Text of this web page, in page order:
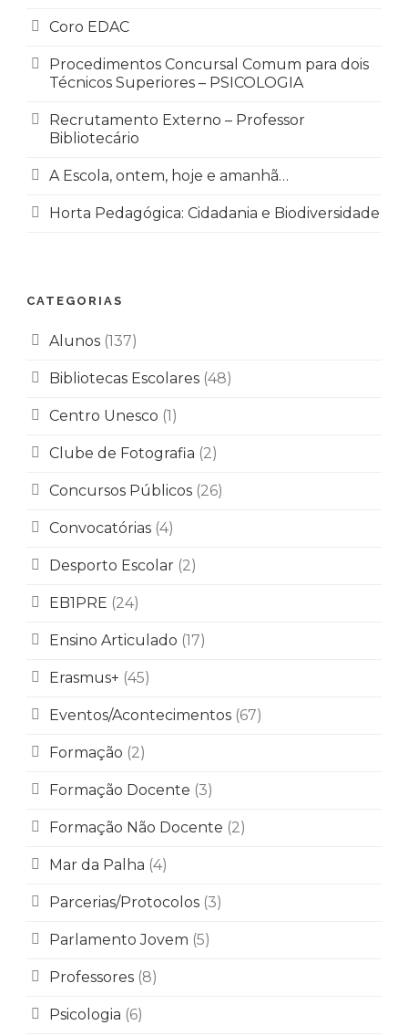
Coro EDAC
Procedimentos Concursal Comum para dois
Técnicos Superiores – PSICOLOGIA
Recrutamento Externo – Professor
Bibliotecário
A Escola, ontem, hoje e amanhã…
Horta Pedagógica: Cidadania e Biodiversidade
CATEGORIAS
Alunos (137)
Bibliotecas Escolares (48)
Centro Unesco (1)
Clube de Fotografia (2)
Concursos Públicos (26)
Convocatórias (4)
Desporto Escolar (2)
EB1PRE (24)
Ensino Articulado (17)
Erasmus+ (45)
Eventos/Acontecimentos (67)
Formação (2)
Formação Docente (3)
Formação Não Docente (2)
Mar da Palha (4)
Parcerias/Protocolos (3)
Parlamento Jovem (5)
Professores (8)
Psicologia (6)